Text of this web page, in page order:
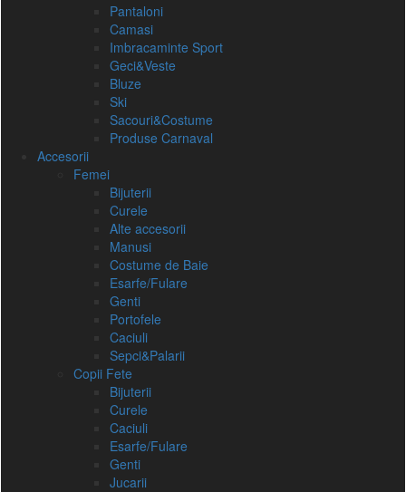
Pantaloni
Camasi
Imbracaminte Sport
Geci&Veste
Bluze
Ski
Sacouri&Costume
Produse Carnaval
Accesorii
Femei
Bijuterii
Curele
Alte accesorii
Manusi
Costume de Baie
Esarfe/Fulare
Genti
Portofele
Caciuli
Sepci&Palarii
Copii Fete
Bijuterii
Curele
Caciuli
Esarfe/Fulare
Genti
Jucarii